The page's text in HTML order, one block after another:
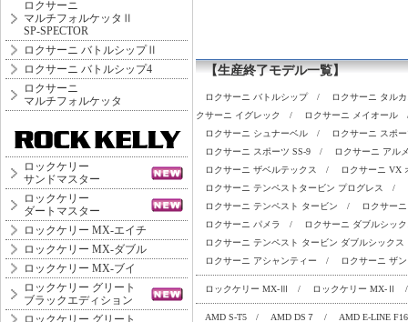
ロクサーニ
マルチフォルケッタⅡ
SP-SPECTOR
ロクサーニ バトルシップⅡ
ロクサーニ バトルシップ4
ロクサーニ
マルチフォルケッタ
ロックケリー
サンドマスター
ロックケリー
ダートマスター
ロックケリー MX-エイチ
ロックケリー MX-ダブル
ロックケリー MX-ブイ
ロックケリー グリート
ブラックエディション
ロックケリー グリート
【生産終了モデル一覧】
ロクサーニ バトルシップ /
ロクサーニ タル
クサーニ イグレック
/ ロクサーニ メイオール
ロクサーニ シュナーベル
/
ロクサーニ スポ
ロクサーニ スポーツ SS-9
/
ロクサーニ アル
ロクサーニ ザベルテックス
/
ロクサーニ VX
ロクサーニ テンペストタービン プログレス
/
ロクサーニ テンペスト タービン
/
ロクサー
ロクサーニ パメラ
/
ロクサーニ ダブルシッ
ロクサーニ テンペスト タービン ダブルシックス
ロクサーニ アシャンティー
/ ロクサーニ ザ
ロックケリー MX-Ⅲ / ロックケリー MX-Ⅱ
AMD S-T5 / AMD DS７ / AMD E-LINE F16